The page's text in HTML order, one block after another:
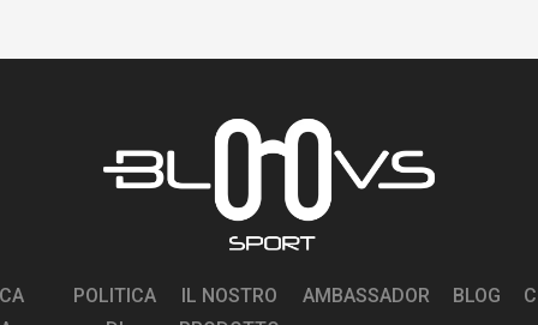
POLITICA
IL NOSTRO
AMBASSADOR BLOG